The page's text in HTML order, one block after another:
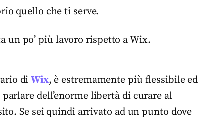
quello che ti serve.
un po’ più lavoro rispetto a Wix.
diWix, è estremamente più flessibile ed
dell’enorme libertà di curare al
Se sei quindi arrivato ad un punto dove